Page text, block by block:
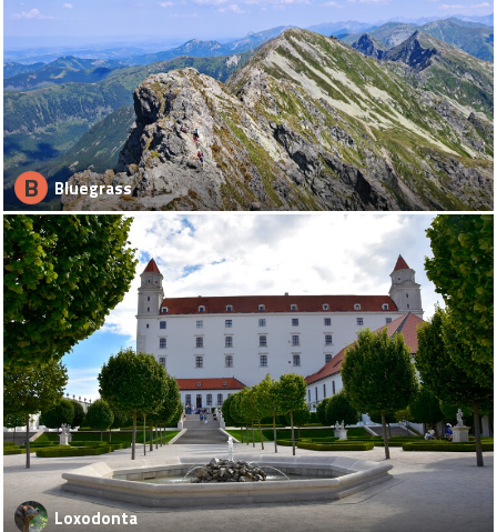
B Bluegrass
Loxodonta